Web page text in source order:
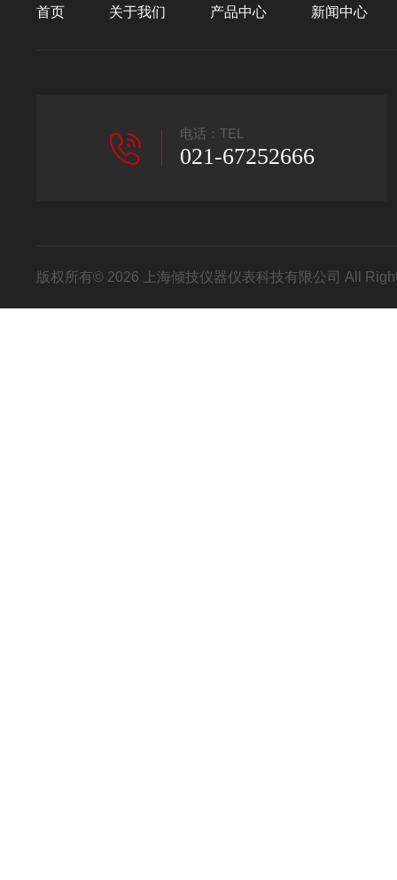
首页 关于我们 产品中心 新闻中心
电话：TEL
021-67252666
版权所有© 2026 上海倾技仪器仪表科技有限公司 All